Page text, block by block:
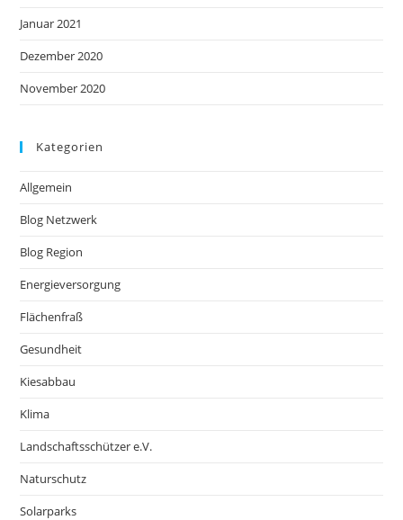
Januar 2021
Dezember 2020
November 2020
Kategorien
Allgemein
Blog Netzwerk
Blog Region
Energieversorgung
Flächenfraß
Gesundheit
Kiesabbau
Klima
Landschaftsschützer e.V.
Naturschutz
Solarparks